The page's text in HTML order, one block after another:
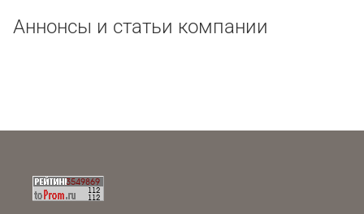
Аннонсы и статьи компании